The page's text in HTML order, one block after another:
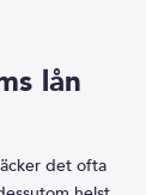
lån
det ofta